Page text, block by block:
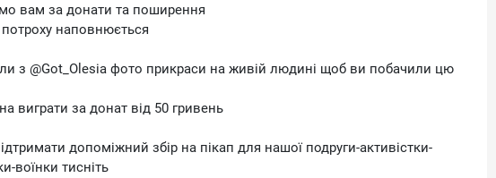
вам за донати та поширення
наповнюється
з @Got_Olesia фото прикраси на живій людині щоб ви побачили цю
виграти за донат від 50 гривень
допоміжний збір на пікап для нашої подруги-активістки-
воїнки тисніть